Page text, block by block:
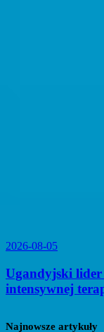
2026-08-05
Ugandyjski lider
intensywnej
Najnowsze artykuły